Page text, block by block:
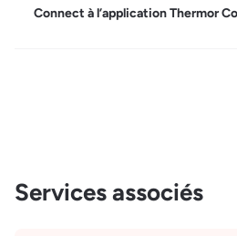
Connect à l’application Thermor
Services associés